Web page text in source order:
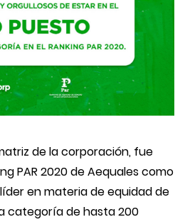
de la corporación, fue
PAR 2020 de Aequales como
en materia de equidad de
categoría de hasta 200